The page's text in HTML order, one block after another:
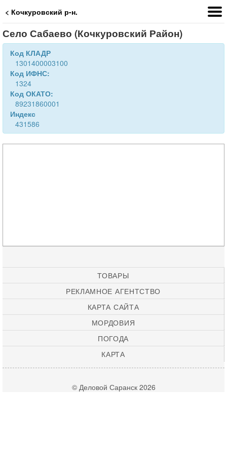
< Кочкуровский р-н.
Село Сабаево (Кочкуровский Район)
Код КЛАДР
1301400003100
Код ИФНС:
1324
Код ОКАТО:
89231860001
Индекс
431586
ТОВАРЫ
РЕКЛАМНОЕ АГЕНТСТВО
КАРТА САЙТА
МОРДОВИЯ
ПОГОДА
КАРТА
© Деловой Саранск 2026